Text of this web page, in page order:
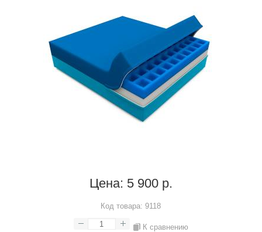
Цена: 5 900 р.
Код товара: 9118
К сравнению